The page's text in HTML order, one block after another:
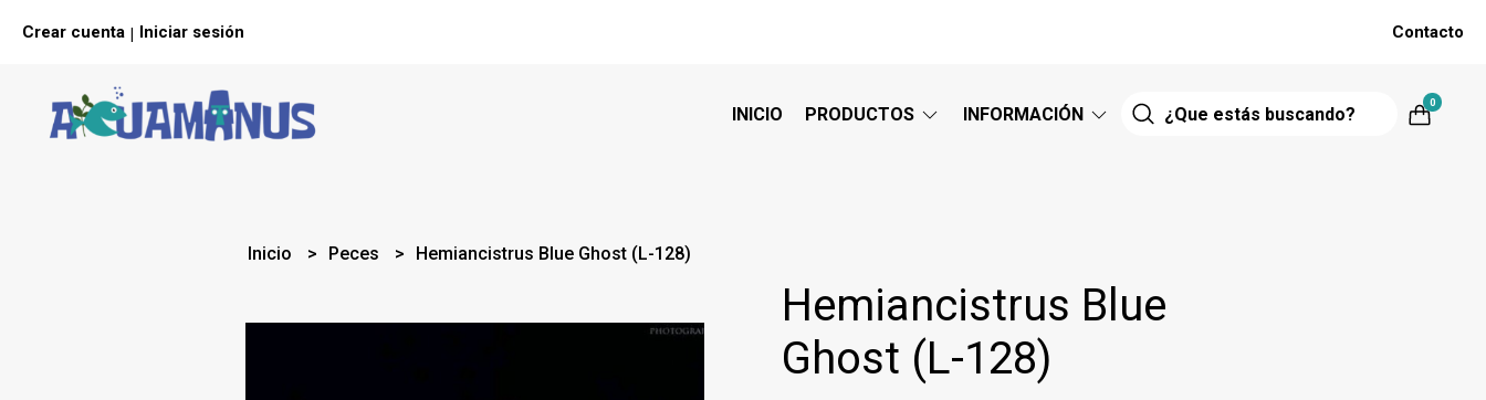
Crear cuenta | Iniciar sesión Contacto
INICIO PRODUCTOS INFORMACIÓN
0
Inicio Peces Hemiancistrus Blue Ghost (L-128)
Hemiancistrus Blue
Ghost (L-128)